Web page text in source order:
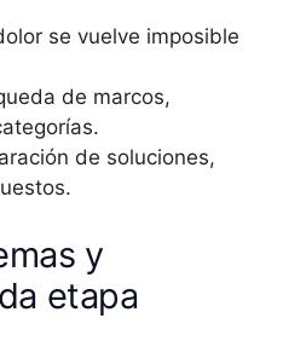
se vuelve imposible
de marcos,
de soluciones,
y
etapa